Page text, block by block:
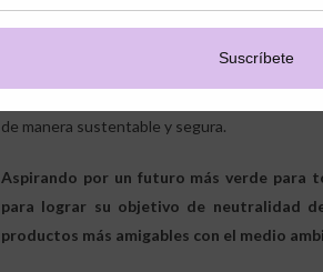
innovaciones, también fue nombrada una de
llamada "Inspiración para el planeta" para
propuestas de startups de todo el mundo,
de manera sustentable y segura.
Aspirando por un futuro más verde para
para lograr su objetivo de neutralidad
productos más amigables con el medio